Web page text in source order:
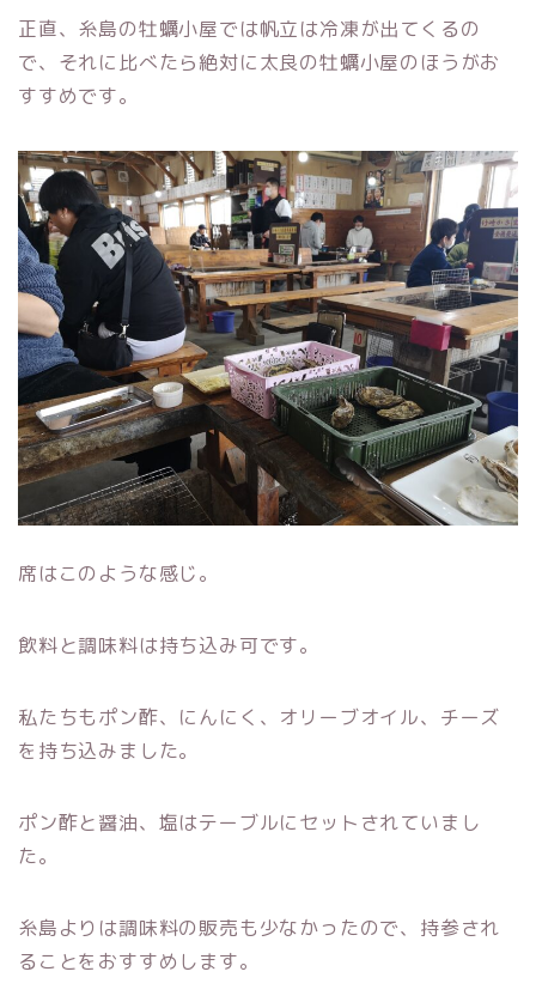
正直、糸島の牡蠣小屋では帆立は冷凍が出てくるの
で、それに比べたら絶対に太良の牡蠣小屋のほうがお
すすめです。
席はこのような感じ。
飲料と調味料は持ち込み可です。
私たちもポン酢、にんにく、オリーブオイル、チーズ
を持ち込みました。
ポン酢と醤油、塩はテーブルにセットされていまし
た。
糸島よりは調味料の販売も少なかったので、持参され
ることをおすすめします。